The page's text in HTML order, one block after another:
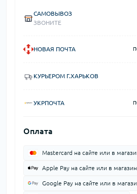
САМОВЫВОЗ
ЗВОНИТЕ
НОВАЯ ПОЧТА
КУРЬЕРОМ Г.ХАРЬКОВ
УКРПОЧТА
Оплата
Mastercard на сайте или в
Apple Pay на сайте или в
Google Pay на сайте или в